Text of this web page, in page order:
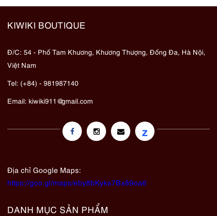
KIWIKI BOUTIQUE
Đ/C: 54 - Phố Tam Khương, Khương Thượng, Đống Đa, Hà Nội,
Việt Nam
Tel: (+84) - 981987140
Email: kiwiki911@gmail.com
z
Địa chỉ Google Maps:
https://goo.gl/maps/eby8bKyks7Bx89oa6
DANH MỤC SẢN PHẨM